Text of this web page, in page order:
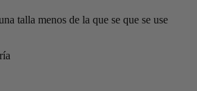
talla menos de la que se que se use